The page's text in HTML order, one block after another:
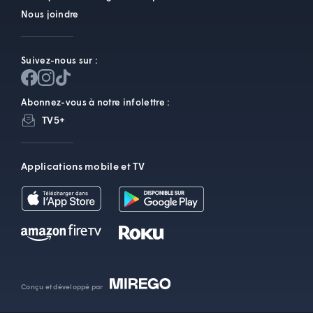
Nous joindre
Suivez-nous sur :
Abonnez-vous à notre infolettre :
TV5+
Applications mobile et TV
Conçu et développé par